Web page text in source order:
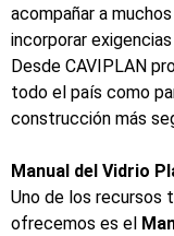
acompañar a
incorporar
Desde CAVIPLAN
todo el país como
construcción más
Manual del Vidrio
Uno de los recursos
ofrecemos es el